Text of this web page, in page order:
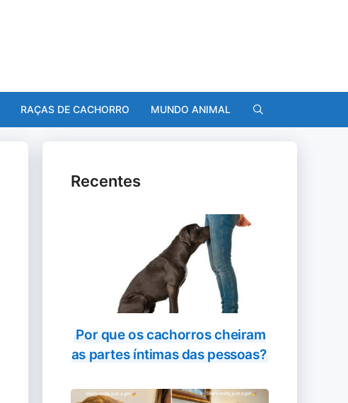
RAÇAS DE CACHORRO MUNDO ANIMAL
Recentes
Por que os cachorros cheiram
as partes íntimas das pessoas?